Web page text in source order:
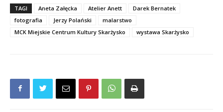
TAGI Aneta Załęcka Atelier Anett
Darek Bernatek
fotografia
Jerzy Polański
malarstwo
MCK Miejskie Centrum Kultury Skarżysko
wystawa Skarżysko